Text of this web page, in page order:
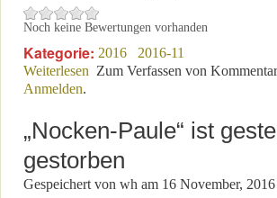
Noch keine Bewertungen vorhanden
Kategorie: 2016
2016-11
Weiterlesen über 21. November 2016:
Zum Verfassen von
Anmelden.
„Nocken-Paule“ ist
gestorben
Gespeichert von wh am 16 November, 2016